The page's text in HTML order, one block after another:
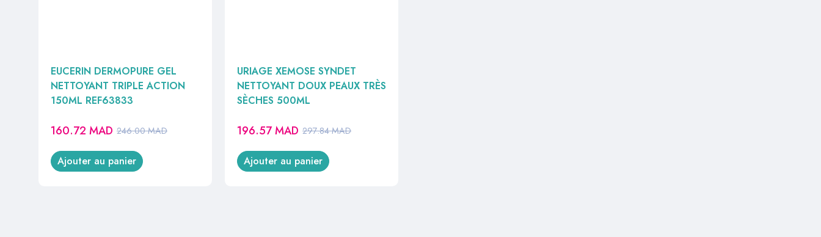
EUCERIN DERMOPURE GEL
NETTOYANT TRIPLE ACTION
150ML REF63833
246.00MAD
160.72 MAD
Ajouter au panier
URIAGE XEMOSE SYNDET
NETTOYANT DOUX PEAUX TRÈS
SÈCHES 500ML
297.84MAD
196.57MAD
Ajouter au panier